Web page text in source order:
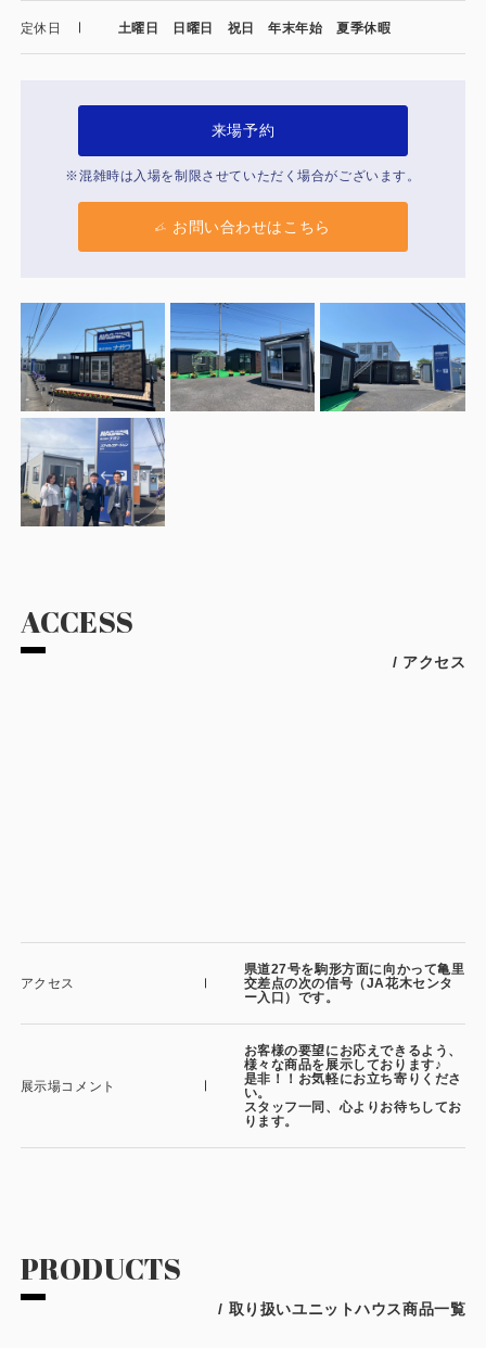
システム建築
危険物保管庫
防災倉庫
展示場用地の募集
定休日 土曜日 日曜日 祝日 年末年始 夏季休暇
来場予約
※混雑時は入場を制限させていただく場合がございます。
お問い合わせはこちら
ACCESS
/ アクセス
アクセス
県道27号を駒形方面に向かって亀里
交差点の次の信号（JA花木センタ
ー入口）です。
展示場コメント
お客様の要望にお応えできるよう、
様々な商品を展示しております♪
是非！！お気軽にお立ち寄りくださ
い。
スタッフ一同、心よりお待ちしてお
ります。
PRODUCTS
/ 取り扱いユニットハウス商品一覧